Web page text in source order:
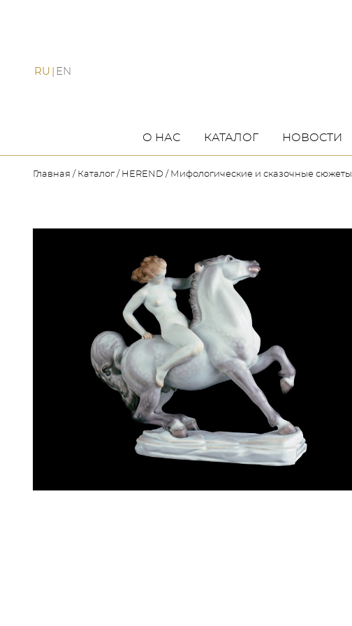
RU EN
О НАС КАТАЛОГ НОВОСТИ
Главная Каталог HEREND Мифологические и сказочные сюжеты